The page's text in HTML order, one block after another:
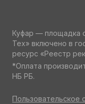
Куфар — площадка
Тех» включено в
ресурс «Реестр
*Оплата
НБ РБ.
Пользовательское